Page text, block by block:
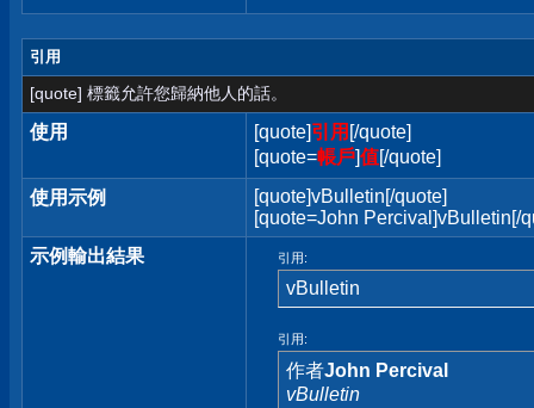
引用
[quote] 標籤允許您歸納他人的話。
使用 [quote]引用 [/quote]
[quote=帳戶]值[/quote]
使用示例
[quote]vBulletin[/quote]
[quote=John Percival]vBulletin[/
示例輸出結果
引用:
vBulletin
引用:
作者John Percival
vBulletin